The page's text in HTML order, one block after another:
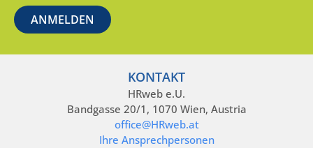
KONTAKT
HRweb e.U.
Bandgasse 20/1, 1070 Wien, Austria
office@HRweb.at
Ihre Ansprechpersonen